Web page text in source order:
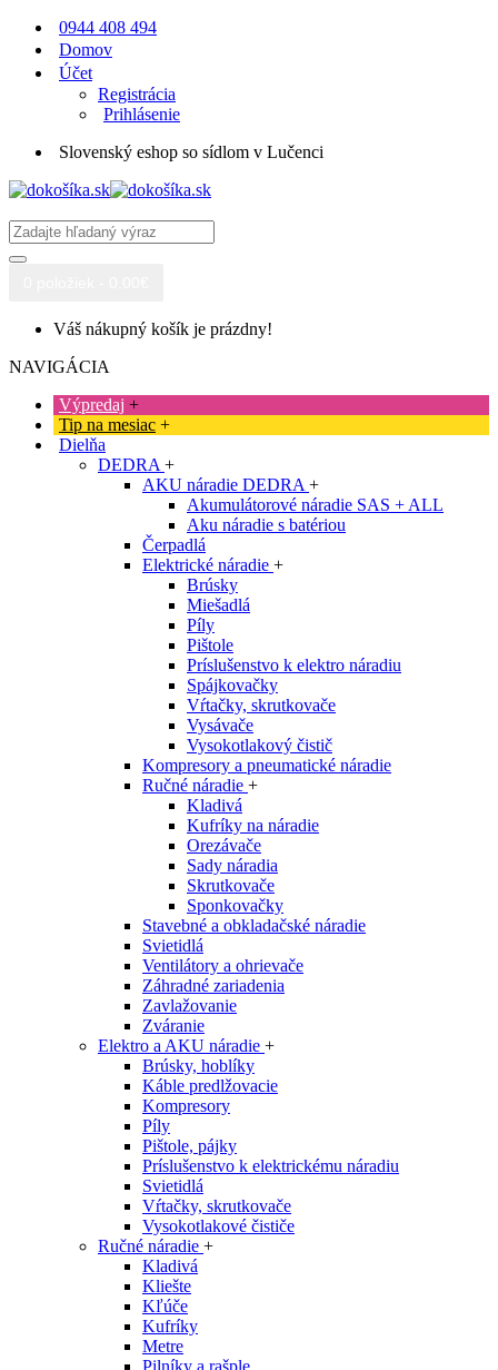
0944 408 494
Domov
Účet
Registrácia
Prihlásenie
Slovenský eshop so sídlom v Lučenci
Váš nákupný košík je prázdny!
NAVIGÁCIA
Výpredaj +
Tip na mesiac +
Dielňa
DEDRA +
AKU náradie DEDRA +
Akumulátorové náradie SAS + ALL
Aku náradie s batériou
Čerpadlá
Elektrické náradie +
Brúsky
Miešadlá
Píly
Pištole
Príslušenstvo k elektro náradiu
Spájkovačky
Vŕtačky, skrutkovače
Vysávače
Vysokotlakový čistič
Kompresory a pneumatické náradie
Ručné náradie +
Kladivá
Kufríky na náradie
Orezávače
Sady náradia
Skrutkovače
Sponkovačky
Stavebné a obkladačské náradie
Svietidlá
Ventilátory a ohrievače
Záhradné zariadenia
Zavlažovanie
Zváranie
Elektro a AKU náradie +
Brúsky, hoblíky
Káble predlžovacie
Kompresory
Píly
Pištole, pájky
Príslušenstvo k elektrickému náradiu
Svietidlá
Vŕtačky, skrutkovače
Vysokotlakové čističe
Ručné náradie +
Kladivá
Kliešte
Kľúče
Kufríky
Metre
Pilníky a rašple